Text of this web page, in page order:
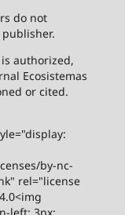
do not
authorized,
Ecosistemas
or cited.
by-nc-
rel="license